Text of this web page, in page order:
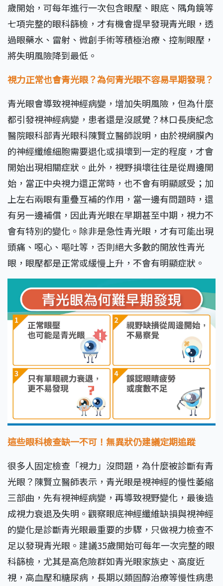
歲開始，可每年進行一次包含眼壓、眼底、隅角鏡等
七項完整的眼科篩檢，才有機會提早發現青光眼，透
過眼藥水、雷射、微創手術等積極治療、控制眼壓，
將失明風險降到最低。
視力正常也會青光眼？為何青光眼不容易早期發現？
青光眼會導致視神經病變，增加失明風險，但為什麼
都引發視神經病變，患者還是沒感覺？林口長庚紀念
醫院眼科部青光眼科陳賢立醫師說明，由於視網膜內
的神經纖維細胞需要退化或損壞到一定的程度，才會
開始出現相關症狀。此外，視野損壞往往是從周邊開
始，當正中央視力還正常時，也不會有明顯感受；加
上左右兩眼有重疊互補的作用，當一邊有問題時，還
有另一邊補償，因此青光眼在早期甚至中期，視力不
會有特別的變化。除非是急性青光眼，才有可能出現
頭痛、噁心、嘔吐等，否則絕大多數的開放性青光
眼，眼壓都是正常或緩慢上升，不會有明顯症狀。
這些眼科檢查缺一不可！ 無異狀仍建議定期追蹤
很多人固定檢查「視力」沒問題，為什麼被診斷有青
光眼？陳賢立醫師表示，青光眼是視神經的慢性萎縮
三部曲，先有視神經病變，再導致視野變化，最後造
成視力衰退及失明。觀察眼底神經纖維缺損與視神經
的變化是診斷青光眼最重要的步驟，只做視力檢查不
足以發現青光眼。建議35歲開始可每年一次完整的眼
科篩檢，尤其是高危險群如青光眼家族史、高度近
視，高血壓和糖尿病，長期以類固醇治療等慢性病患